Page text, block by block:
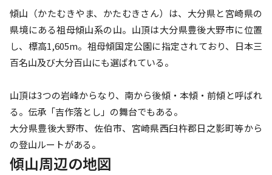
傾山（かたむきやま、かたむきさん）は、大分県と宮崎県の
県境にある祖母傾山系の山。山頂は大分県豊後大野市に位置
し、標高1,605m。祖母傾国定公園に指定されており、日本三
百名山及び大分百山にも選ばれている。
山頂は3つの岩峰からなり、南から後傾・本傾・前傾と呼ばれ
る。伝承「吉作落とし」の舞台でもある。
大分県豊後大野市、佐伯市、宮崎県西臼杵郡日之影町等から
の登山ルートがある。
傾山周辺の地図